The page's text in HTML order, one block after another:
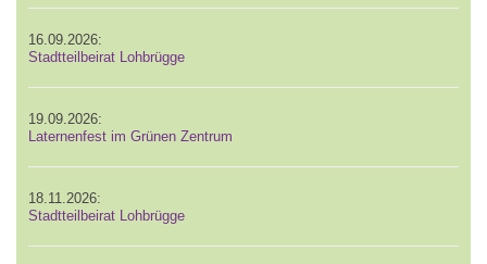
16.09.2026:
Stadtteilbeirat Lohbrügge
19.09.2026:
Laternenfest im Grünen Zentrum
18.11.2026:
Stadtteilbeirat Lohbrügge